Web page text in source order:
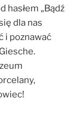
hasłem „Bądź
dla nas
i poznawać